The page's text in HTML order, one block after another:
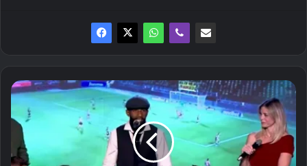
Αυτά
βραβεία
πήρε
συνολικά
ο